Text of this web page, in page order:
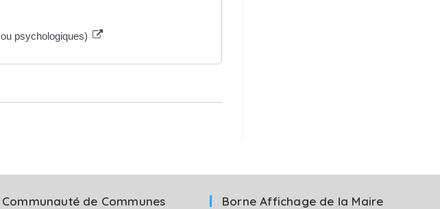
psychologiques)
Communauté de Communes Borne Affichage de la Maire